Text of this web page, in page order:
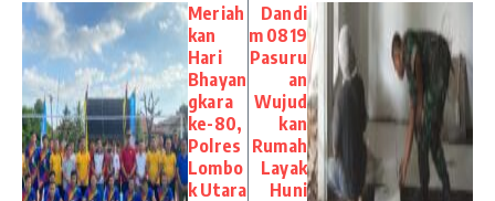
Meriah
kan
Hari
Bhayan
gkara
ke-80,
Polres
Lombo
k Utara
Dandi
m 0819
Pasuru
an
Wujud
kan
Rumah
Layak
Huni